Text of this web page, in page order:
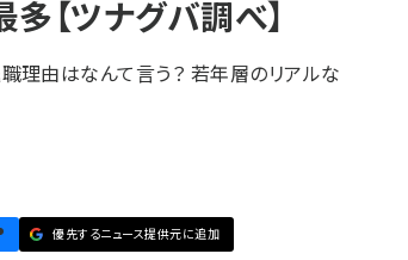
【ツナグバ調べ】
理由はなんて言う？ 若年層のリアルな
優先するニュース提供元に追加